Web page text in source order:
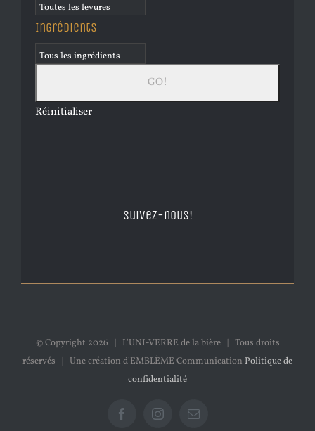
Ingrédients
Réinitialiser
Suivez-nous!
© Copyright 2026 | L'UNI-VERRE de la bière | Tous droits
réservés | Une création d'EMBLÈME Communication Politique de
confidentialité
FacebookInstagramEmail